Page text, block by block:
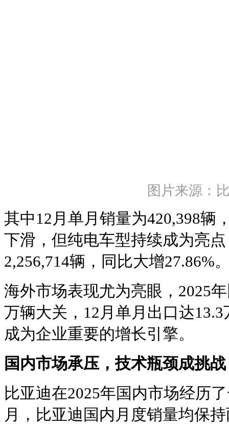
图片来源：
其中12月单月销量为420,398辆
下滑，但纯电车型持续成为亮
2,256,714辆，同比大增27.86%
海外市场表现尤为亮眼，2025
万辆大关，12月单月出口达
成为企业重要的增长引擎。
国内市场承压，技术瓶颈成挑战
比亚迪在2025年国内市场经历
月，比亚迪国内月度销量均保